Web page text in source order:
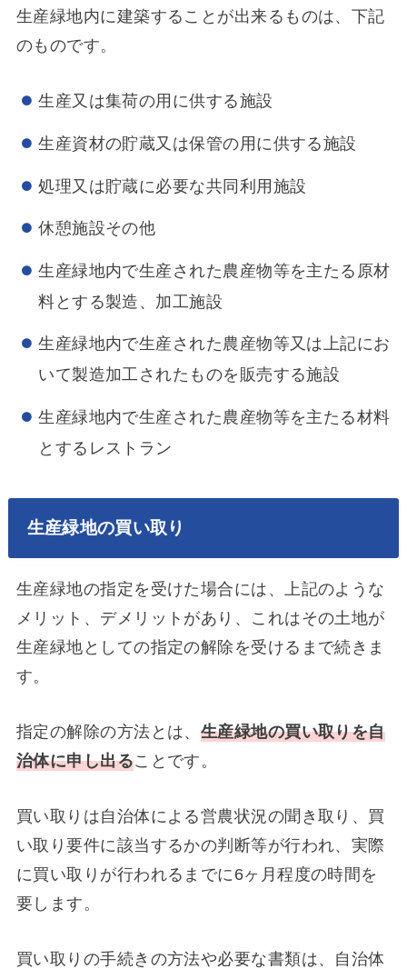
生産緑地内に建築することが出来るものは、下記
のものです。
生産又は集荷の用に供する施設
生産資材の貯蔵又は保管の用に供する施設
処理又は貯蔵に必要な共同利用施設
休憩施設その他
生産緑地内で生産された農産物等を主たる原材
料とする製造、加工施設
生産緑地内で生産された農産物等又は上記にお
いて製造加工されたものを販売する施設
生産緑地内で生産された農産物等を主たる材料
とするレストラン
生産緑地の買い取り
生産緑地の指定を受けた場合には、上記のような
メリット、デメリットがあり、これはその土地が
生産緑地としての指定の解除を受けるまで続きま
す。
指定の解除の方法とは、 生産緑地の買い取りを自
治体に申し出ることです。
買い取りは自治体による営農状況の聞き取り、買
い取り要件に該当するかの判断等が行われ、実際
に買い取りが行われるまでに6ヶ月程度の時間を
要します。
買い取りの手続きの方法や必要な書類は、自治体